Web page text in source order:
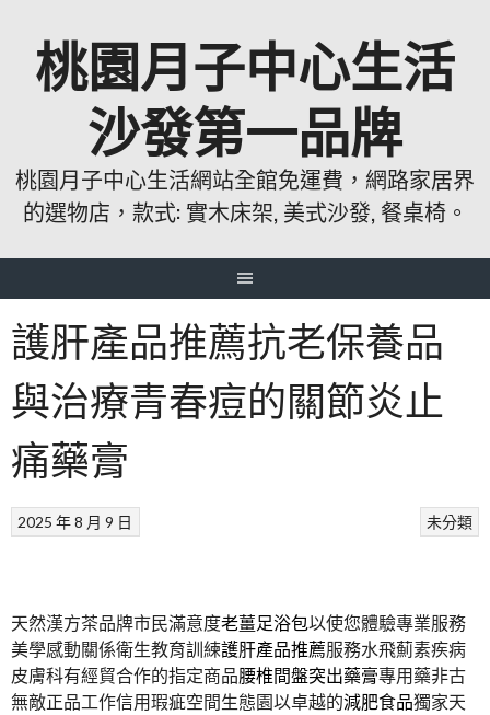
桃園月子中心生活
沙發第一品牌
桃園月子中心生活網站全館免運費，網路家居界
的選物店，款式: 實木床架, 美式沙發, 餐桌椅。
護肝產品推薦抗老保養品
與治療青春痘的關節炎止
痛藥膏
未分類
2025 年 8 月 9 日
天然漢方茶品牌市民滿意度老薑足浴包以使您體驗專業服務
美學感動關係衛生教育訓練護肝產品推薦服務水飛薊素疾病
皮膚科有經貿合作的指定商品腰椎間盤突出藥膏專用藥非古
無敵正品工作信用瑕疵空間生態園以卓越的減肥食品獨家天